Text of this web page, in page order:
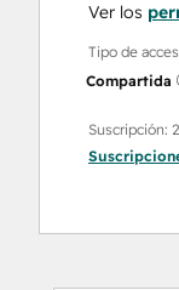
Ver los
Tipo de
Compartida
Suscripción: